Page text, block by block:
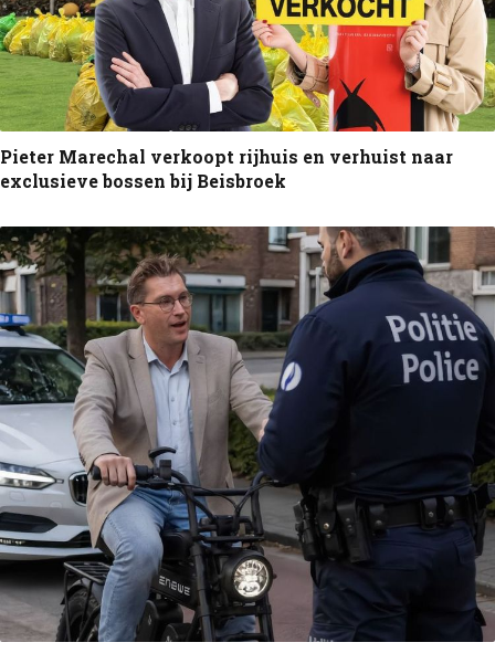
Pieter Marechal verkoopt rijhuis en verhuist naar
exclusieve bossen bij Beisbroek